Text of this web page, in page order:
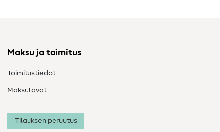
Maksu ja toimitus
Toimitustiedot
Maksutavat
Tilauksen peruutus